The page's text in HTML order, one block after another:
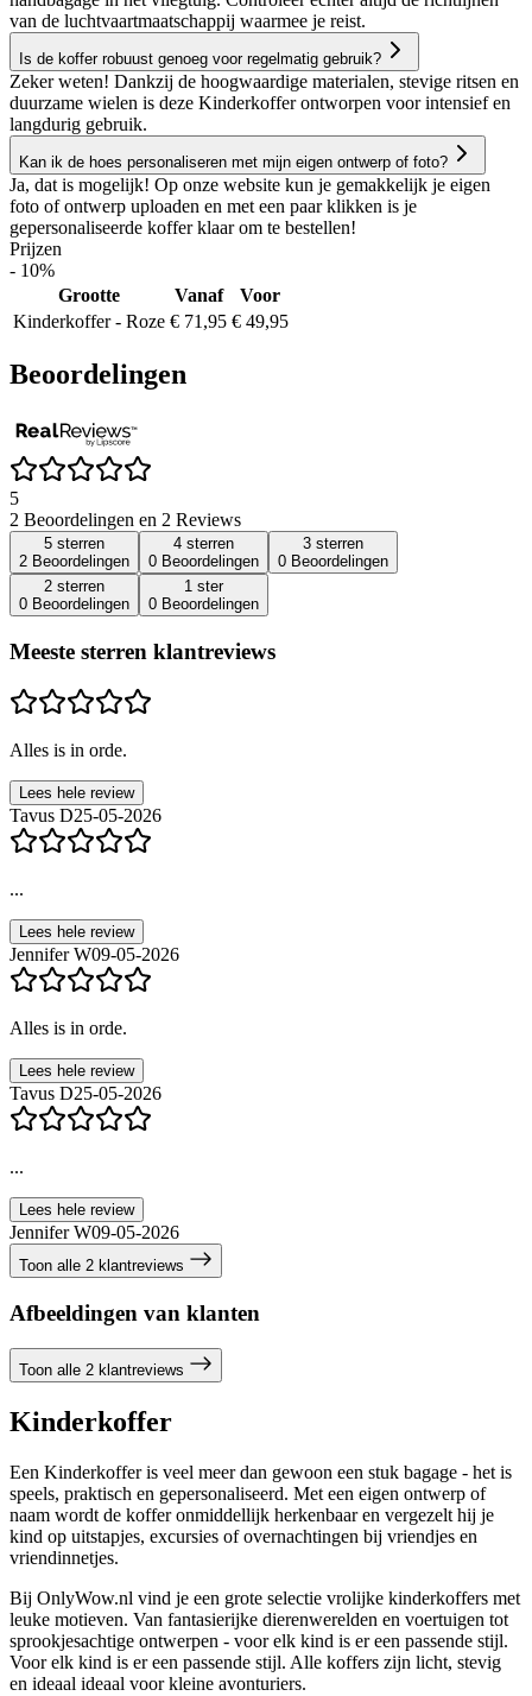
van de luchtvaartmaatschappij waarmee je reist.
Is de koffer robuust genoeg voor regelmatig gebruik?
Zeker weten! Dankzij de hoogwaardige materialen, stevige ritsen en
duurzame wielen is deze Kinderkoffer ontworpen voor intensief en
langdurig gebruik.
Kan ik de hoes personaliseren met mijn eigen ontwerp of foto?
Ja, dat is mogelijk! Op onze website kun je gemakkelijk je eigen
foto of ontwerp uploaden en met een paar klikken is je
gepersonaliseerde koffer klaar om te bestellen!
Prijzen
- 10%
Grootte
Vanaf
Voor
Kinderkoffer - Roze € 71,95 € 49,95
Beoordelingen
5
2 Beoordelingen en 2 Reviews
5 sterren
2 Beoordelingen
4 sterren
0 Beoordelingen
3 sterren
0 Beoordelingen
2 sterren
0 Beoordelingen
1 ster
0 Beoordelingen
Meeste sterren klantreviews
Alles is in orde.
Lees hele review
Tavus D25-05-2026
...
Lees hele review
Jennifer W09-05-2026
Alles is in orde.
Lees hele review
Tavus D25-05-2026
...
Lees hele review
Jennifer W09-05-2026
Toon alle 2 klantreviews
Afbeeldingen van klanten
Toon alle 2 klantreviews
Kinderkoffer
Een Kinderkoffer is veel meer dan gewoon een stuk bagage - het is
speels, praktisch en gepersonaliseerd. Met een eigen ontwerp of
naam wordt de koffer onmiddellijk herkenbaar en vergezelt hij je
kind op uitstapjes, excursies of overnachtingen bij vriendjes en
vriendinnetjes.
Bij OnlyWow.nl vind je een grote selectie vrolijke kinderkoffers met
leuke motieven. Van fantasierijke dierenwerelden en voertuigen tot
sprookjesachtige ontwerpen - voor elk kind is er een passende stijl.
Voor elk kind is er een passende stijl. Alle koffers zijn licht, stevig
en ideaal ideaal voor kleine avonturiers.